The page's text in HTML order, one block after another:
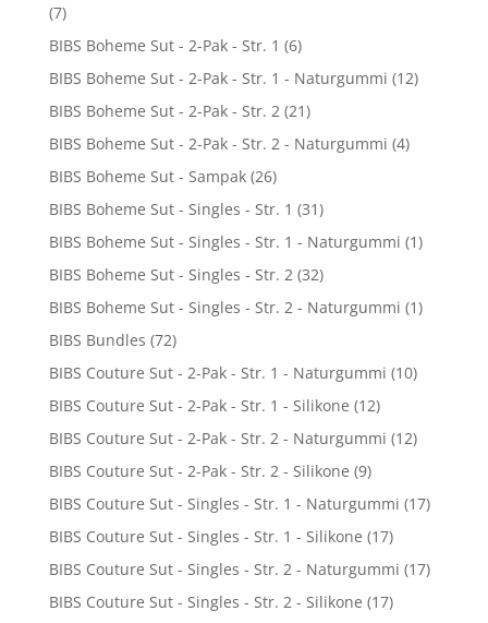
(7)
BIBS Boheme Sut - 2-Pak - Str. 1 (6)
BIBS Boheme Sut - 2-Pak - Str. 1 - Naturgummi (12)
BIBS Boheme Sut - 2-Pak - Str. 2 (21)
BIBS Boheme Sut - 2-Pak - Str. 2 - Naturgummi (4)
BIBS Boheme Sut - Sampak (26)
BIBS Boheme Sut - Singles - Str. 1 (31)
BIBS Boheme Sut - Singles - Str. 1 - Naturgummi (1)
BIBS Boheme Sut - Singles - Str. 2 (32)
BIBS Boheme Sut - Singles - Str. 2 - Naturgummi (1)
BIBS Bundles (72)
BIBS Couture Sut - 2-Pak - Str. 1 - Naturgummi (10)
BIBS Couture Sut - 2-Pak - Str. 1 - Silikone (12)
BIBS Couture Sut - 2-Pak - Str. 2 - Naturgummi (12)
BIBS Couture Sut - 2-Pak - Str. 2 - Silikone (9)
BIBS Couture Sut - Singles - Str. 1 - Naturgummi (17)
BIBS Couture Sut - Singles - Str. 1 - Silikone (17)
BIBS Couture Sut - Singles - Str. 2 - Naturgummi (17)
BIBS Couture Sut - Singles - Str. 2 - Silikone (17)